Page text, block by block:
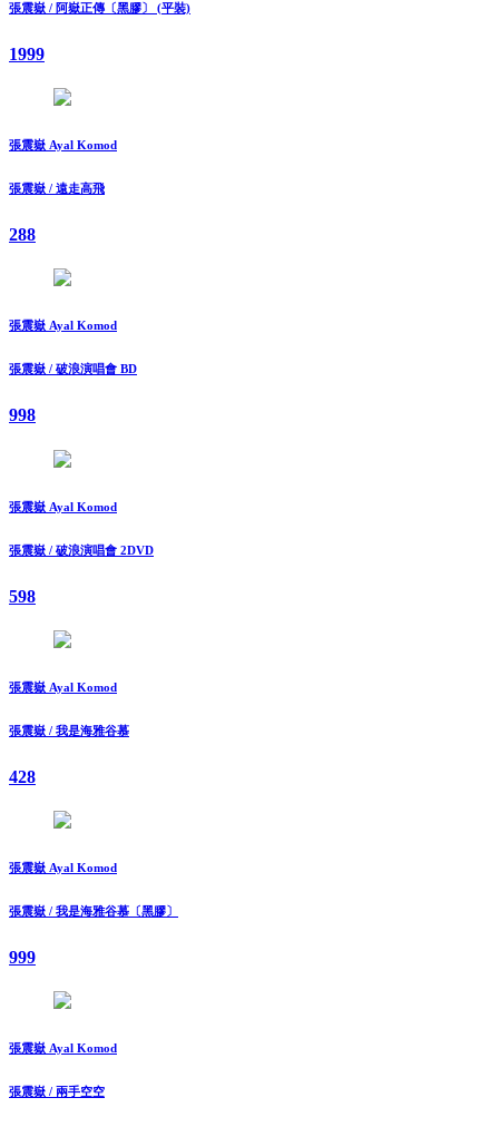
張震嶽 / 阿嶽正傳〔黑膠〕 (平裝)
1999
張震嶽 Ayal Komod
張震嶽 / 遠走高飛
288
張震嶽 Ayal Komod
張震嶽 / 破浪演唱會 BD
998
張震嶽 Ayal Komod
張震嶽 / 破浪演唱會 2DVD
598
張震嶽 Ayal Komod
張震嶽 / 我是海雅谷慕
428
張震嶽 Ayal Komod
張震嶽 / 我是海雅谷慕〔黑膠〕
999
張震嶽 Ayal Komod
張震嶽 / 兩手空空